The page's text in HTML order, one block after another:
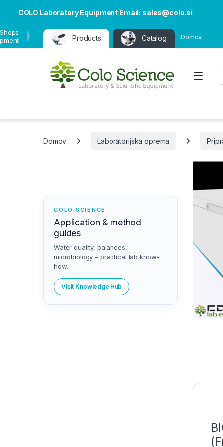
COLO Laboratory Equipment Email: sales@colo.si
Products Catalog Domov
Open
Domov Laboratorijska oprema
COLO.SCIENCE
Application & method
guides
Water quality, balances,
microbiology – practical lab know-
how.
Visit Knowledge Hub